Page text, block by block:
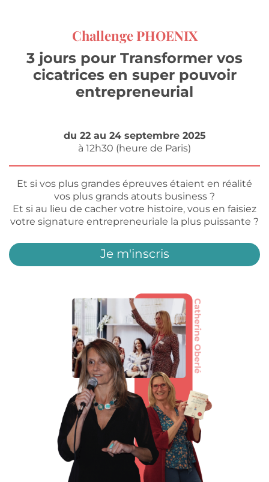
Challenge PHOENIX
3 jours pour Transformer vos
cicatrices en super pouvoir
entrepreneurial
du 22 au 24 septembre 2025
à 12h30 (heure de Paris)
Et si vos plus grandes épreuves étaient en réalité
vos plus grands atouts business ?
Et si au lieu de cacher votre histoire, vous en faisiez
votre signature entrepreneuriale la plus puissante ?
Je m'inscris